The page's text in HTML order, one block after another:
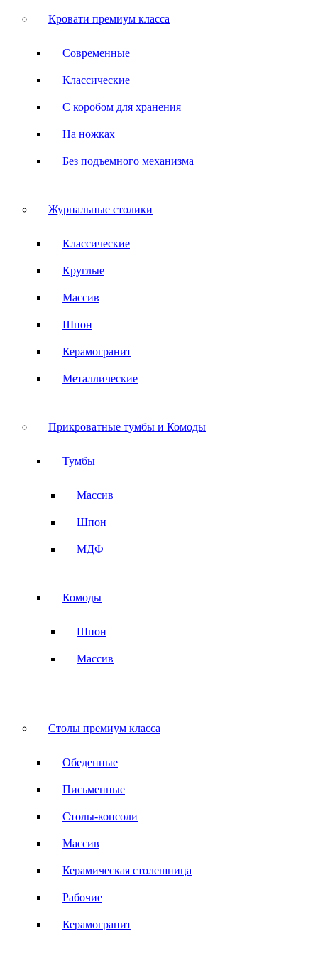
Кровати премиум класса
Современные
Классические
С коробом для хранения
На ножках
Без подъемного механизма
Журнальные столики
Классические
Круглые
Массив
Шпон
Керамогранит
Металлические
Прикроватные тумбы и Комоды
Тумбы
Массив
Шпон
МДФ
Комоды
Шпон
Массив
Столы премиум класса
Обеденные
Письменные
Столы-консоли
Массив
Керамическая столешница
Рабочие
Керамогранит